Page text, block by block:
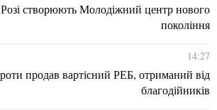
створюють Молодіжний центр нового
покоління
14:27
продав вартісний РЕБ, отриманий від
благодійників